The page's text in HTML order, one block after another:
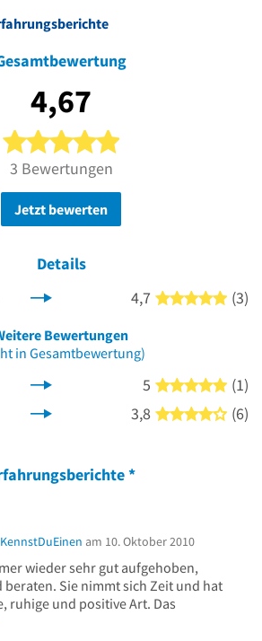
4,67
5 von 5 Sternen
3 Bewertungen
Jetzt bewerten
Details
4,7 5 von
(3)
Bewertungen
in Gesamtbewertung)
5 5 von
(1)
3,8 4 von
(6)
*
KennstDuEinen am 10. Oktober 2010
wieder sehr gut aufgehoben,
Sie nimmt sich Zeit und hat
ruhige und positive Art. Das